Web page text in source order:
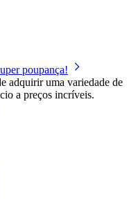
poupança!
adquirir uma variedade de
a preços incríveis.